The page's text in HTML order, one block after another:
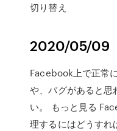
切り替え
2020/05/09
Facebook上で正常
や、バグがあると思
い。 もっと見る
理するにはどうすれ